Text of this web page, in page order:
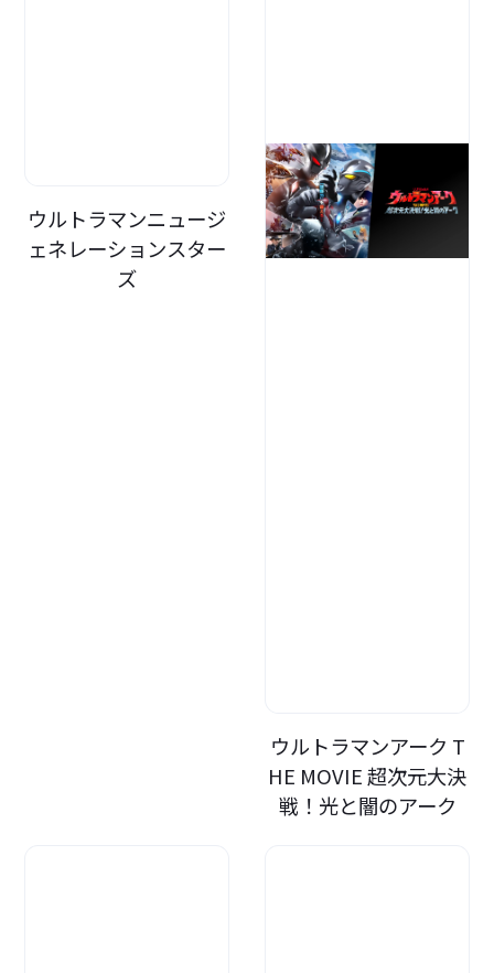
ウルトラマンニュージ
ェネレーションスター
ズ
ウルトラマンアーク T
HE MOVIE 超次元大決
戦！光と闇のアーク